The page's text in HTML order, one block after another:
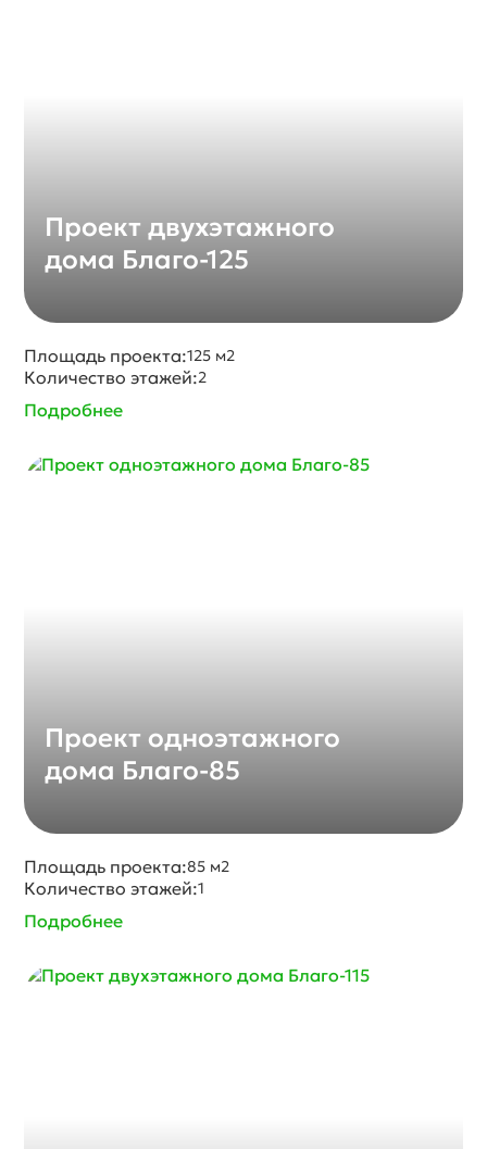
Проект двухэтажного
дома Благо-125
Площадь проекта:125 м2
Количество этажей:2
Подробнее
Проект одноэтажного
дома Благо-85
Площадь проекта:85 м2
Количество этажей:1
Подробнее